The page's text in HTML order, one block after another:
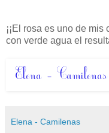
¡¡El rosa es uno de
con verde agua el
Elena - Camilenas